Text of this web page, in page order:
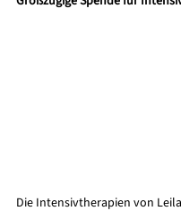
Die Intensivtherapien von